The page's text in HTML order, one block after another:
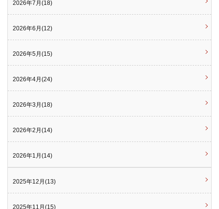
2026年7月(18)
2026年6月(12)
2026年5月(15)
2026年4月(24)
2026年3月(18)
2026年2月(14)
2026年1月(14)
2025年12月(13)
2025年11月(15)